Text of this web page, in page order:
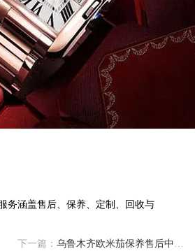
下一篇： 乌鲁木齐欧米茄保养售后中心(专业服务指南)